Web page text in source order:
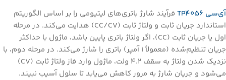
آی‌سی TP4056
فرآیند شارژ باتری‌های لیتیومی را بر اساس الگوریتم
استاندارد جریان ثابت و ولتاژ ثابت (CC/CV) هدایت می‌کند. در مرحله
اول یا جریان ثابت (CC)، اگر ولتاژ باتری پایین باشد، ماژول با حداکثر
جریان تنظیم‌شده (معمولاً ۱ آمپر) باتری را شارژ می‌کند. در مرحله دوم، با
نزدیک شدن ولتاژ به سقف ۴.۲ ولت، ماژول وارد فاز ولتاژ ثابت (CV)
می‌شود و جریان شارژ به مرور کاهش می‌یابد تا سلول آسیب نبیند.